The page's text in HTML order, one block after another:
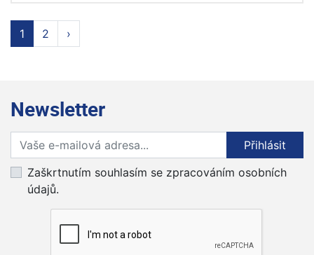
1 2 ›
Newsletter
Přihlaste se k odběru novinek
Přihlásit
Zaškrtnutím souhlasím se zpracováním osobních
údajů.